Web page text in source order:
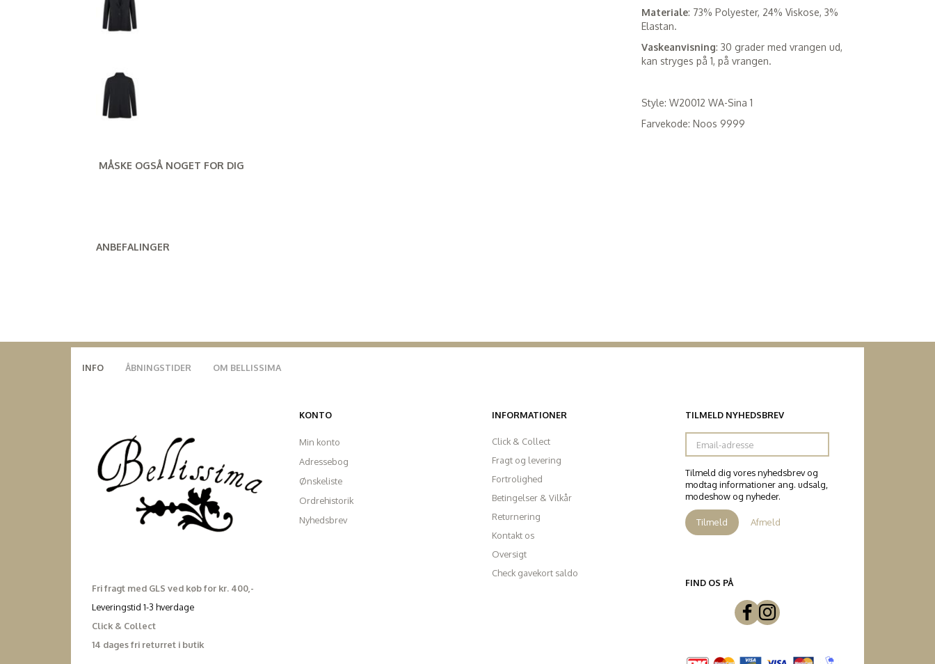
Materiale: 73% Polyester, 24% Viskose, 3%
Elastan.
Vaskeanvisning: 30 grader med vrangen ud,
kan stryges på 1, på vrangen.
Style: W20012 WA-Sina 1
Farvekode: Noos 9999
MÅSKE OGSÅ NOGET FOR DIG
ANBEFALINGER
INFO ÅBNINGSTIDER OM BELLISSIMA
Fri fragt med GLS ved køb for kr. 400,-
Leveringstid 1-3 hverdage
Click & Collect
14 dages fri returret i butik
KONTO
Min konto
Adressebog
Ønskeliste
Ordrehistorik
Nyhedsbrev
INFORMATIONER
Click & Collect
Fragt og levering
Fortrolighed
Betingelser & Vilkår
Returnering
Kontakt os
Oversigt
Check gavekort saldo
TILMELD NYHEDSBREV
Email-
adresse
Tilmeld dig vores nyhedsbrev og
modtag informationer ang. udsalg,
modeshow og nyheder.
Tilmeld Afmeld
FIND OS PÅ